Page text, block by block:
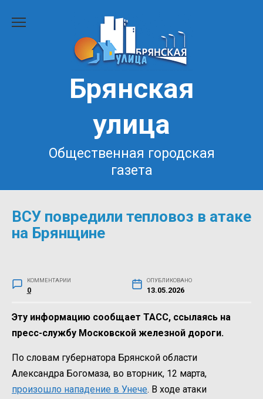
Брянская
улица
Общественная городская
газета
ВСУ повредили тепловоз в атаке
на Брянщине
КОММЕНТАРИИ
0
ОПУБЛИКОВАНО
13.05.2026
Эту информацию сообщает ТАСС, ссылаясь на
пресс-службу Московской железной дороги.
По словам губернатора Брянской области
Александра Богомаза, во вторник, 12 марта,
произошло нападение в Унече. В ходе атаки